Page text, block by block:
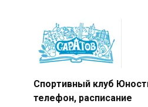
Спортивный клуб
телефон, расписание